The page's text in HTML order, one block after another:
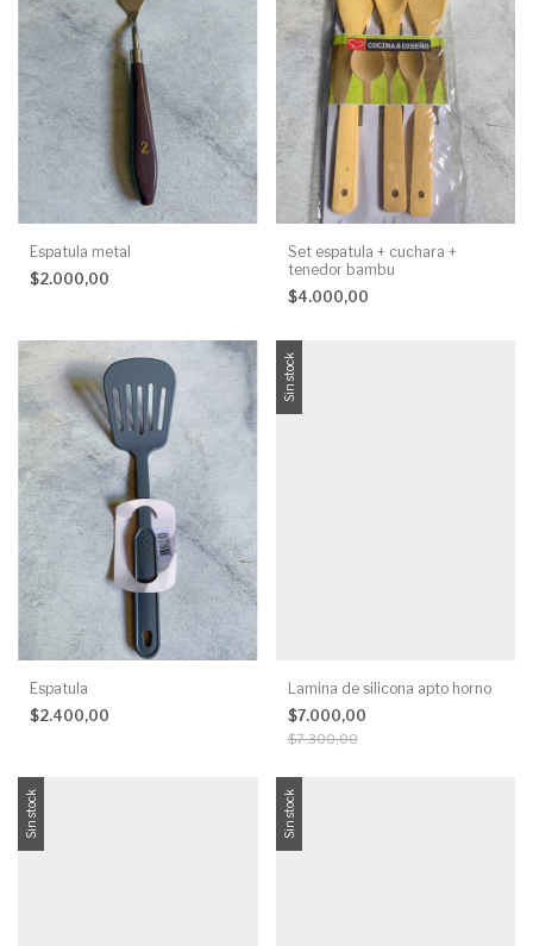
Espatula metal
$2.000,00
Set espatula + cuchara +
tenedor bambu
$4.000,00
Espatula
$2.400,00
Sin stock
Lamina de silicona apto horno
$7.000,00
$7.300,00
Sin stock Sin stock